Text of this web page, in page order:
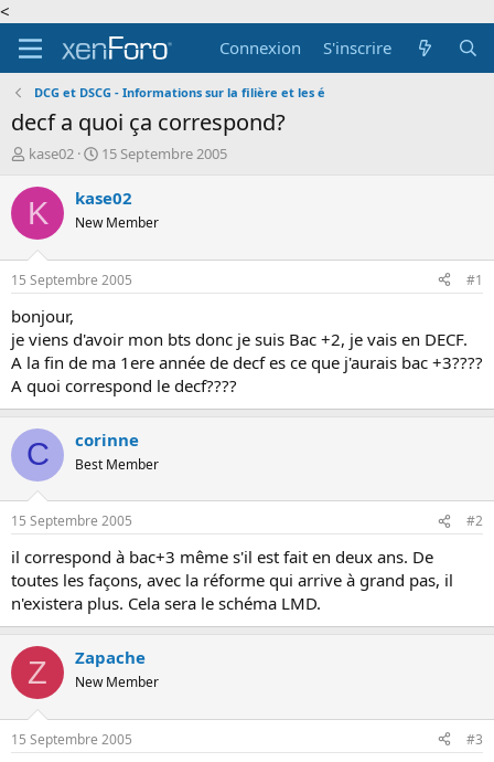
<
Connexion
S'inscrire
DCG et DSCG - Informations sur la filière et les é
decf a quoi ça correspond?
A
t
e
r
d
e
l
d
i
s
c
u
s
s
n
kase02
D
t
d
d
é
t
15 Septembre 2005
K kase02
New Member
15 Septembre 2005 #1
bonjour,
je viens d'avoir mon bts donc je suis Bac +2, je vais en DECF.
A la fin de ma 1ere année de decf es ce que j'aurais bac +3????
A quoi correspond le decf????
C corinne
Best Member
15 Septembre 2005 #2
il correspond à bac+3 même s'il est fait en deux ans. De
toutes les façons, avec la réforme qui arrive à grand pas, il
n'existera plus. Cela sera le schéma LMD.
Z Zapache
New Member
15 Septembre 2005 #3